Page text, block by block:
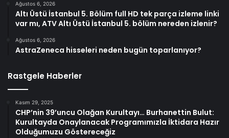
Ağustos 6, 2026
Altı Üstü İstanbul 5. Bölüm full HD tek parça izleme linki
var mı, ATV Altı Üstü İstanbul 5. bölüm nereden izlenir?
Ağustos 6, 2026
AstraZeneca hisseleri neden bugün toparlanıyor?
Rastgele Haberler
Kasım 29, 2025
CHP’nin 39’uncu Olağan Kurultayı… Burhanettin Bulut:
Kurultayda Onaylanacak Programımızla İktidara Hazır
Olduğumuzu Göstereceğiz